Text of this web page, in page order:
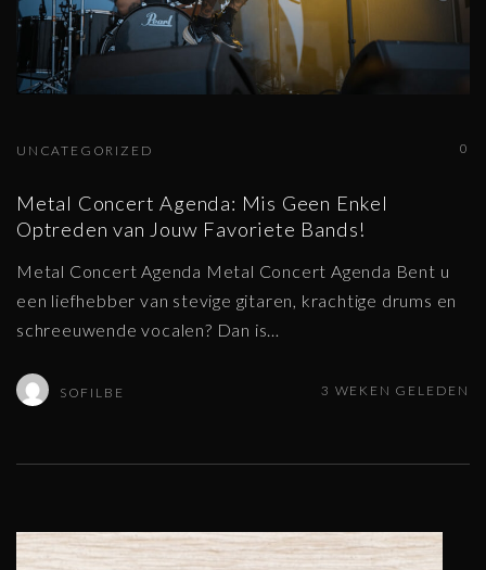
0
UNCATEGORIZED
Metal Concert Agenda: Mis Geen Enkel
Optreden van Jouw Favoriete Bands!
Metal Concert Agenda Metal Concert Agenda Bent u
een liefhebber van stevige gitaren, krachtige drums en
schreeuwende vocalen? Dan is…
SOFILBE 3 WEKEN GELEDEN